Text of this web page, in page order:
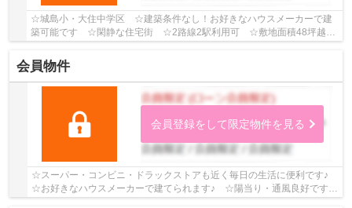
☆城島小・大住中学区 ☆建築条件なし！お好きなハウスメーカーで建
築可能です ☆閑静な住宅街 ☆2路線2駅利用可 ☆敷地面積48坪越え
♪ 【平塚市の土地（売地）のことならリビングボイス...
会員物件
会員登録をして限定物件を見る
☆スーパー・コンビニ・ドラックストアも近く毎日の生活に便利です♪
☆お好きなハウスメーカーで建てられます♪ ☆陽当り・通風良好です
♪ 【平塚市の土地（売地）のことならリビングボ...